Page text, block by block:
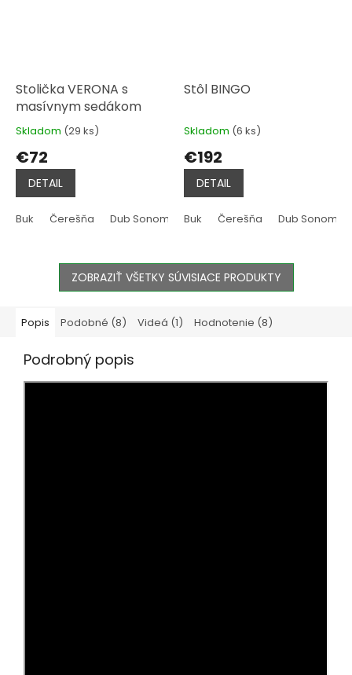
Stolička VERONA s
masívnym sedákom
Priemerné
produktu
je
4,4
z
5
hviezdičiek.
Skladom (29 ks)
€72
DETAIL
Buk Čerešňa Dub Sonoma Jelša Tmavo hnedá
Stôl BINGO
Priemerné
produktu
je
5,0
z
5
hviezdičiek.
Skladom (6 ks)
€192
DETAIL
Buk Čerešňa Dub Sonoma
ZOBRAZIŤ VŠETKY SÚVISIACE PRODUKTY
Popis Podobné (8) Videá (1) Hodnotenie (8)
Podrobný popis